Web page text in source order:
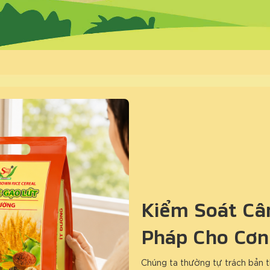
Kiểm Soát
Pháp Cho
Chúng ta thường tự trách bản